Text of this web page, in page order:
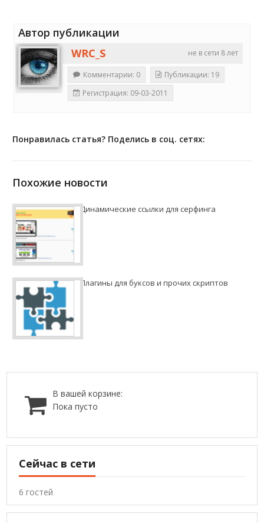
Автор публикации
не в сети 8 лет
WRC_S
Комментарии: 0
Публикации: 19
Регистрация: 09-03-2011
Понравилась статья? Поделись в соц. сетях:
Похожие новости
Динамические ссылки для серфинга
Плагины для буксов и прочих скриптов
В вашей корзине:
Пока пусто
Сейчас в сети
6 гостей